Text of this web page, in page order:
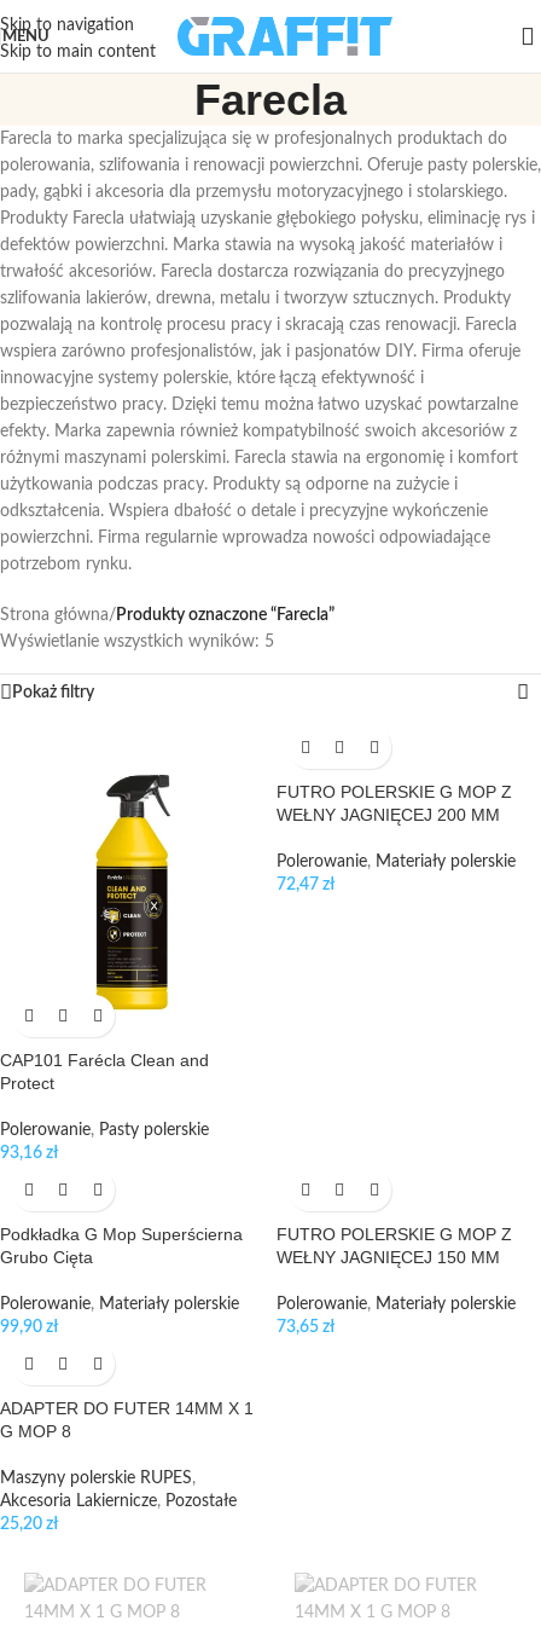
Skip to navigation
Skip to main content
MENU
Farecla
Farecla to marka specjalizująca się w profesjonalnych produktach do
polerowania, szlifowania i renowacji powierzchni. Oferuje pasty polerskie,
pady, gąbki i akcesoria dla przemysłu motoryzacyjnego i stolarskiego.
Produkty Farecla ułatwiają uzyskanie głębokiego połysku, eliminację rys i
defektów powierzchni. Marka stawia na wysoką jakość materiałów i
trwałość akcesoriów. Farecla dostarcza rozwiązania do precyzyjnego
szlifowania lakierów, drewna, metalu i tworzyw sztucznych. Produkty
pozwalają na kontrolę procesu pracy i skracają czas renowacji. Farecla
wspiera zarówno profesjonalistów, jak i pasjonatów DIY. Firma oferuje
innowacyjne systemy polerskie, które łączą efektywność i
bezpieczeństwo pracy. Dzięki temu można łatwo uzyskać powtarzalne
efekty. Marka zapewnia również kompatybilność swoich akcesoriów z
różnymi maszynami polerskimi. Farecla stawia na ergonomię i komfort
użytkowania podczas pracy. Produkty są odporne na zużycie i
odkształcenia. Wspiera dbałość o detale i precyzyjne wykończenie
powierzchni. Firma regularnie wprowadza nowości odpowiadające
potrzebom rynku.
Strona główna/ Produkty oznaczone “Farecla”
Wyświetlanie wszystkich wyników: 5
Pokaż filtry
CAP101 Farécla Clean and
Protect
Polerowanie, Pasty polerskie
93,16 zł
FUTRO POLERSKIE G MOP Z
WEŁNY JAGNIĘCEJ 200 MM
Polerowanie, Materiały polerskie
72,47 zł
Podkładka G Mop Superścierna
Grubo Cięta
Polerowanie, Materiały polerskie
99,90 zł
FUTRO POLERSKIE G MOP Z
WEŁNY JAGNIĘCEJ 150 MM
Polerowanie, Materiały polerskie
73,65 zł
ADAPTER DO FUTER 14MM X 1
G MOP 8
Maszyny polerskie RUPES,
Akcesoria Lakiernicze, Pozostałe
25,20 zł